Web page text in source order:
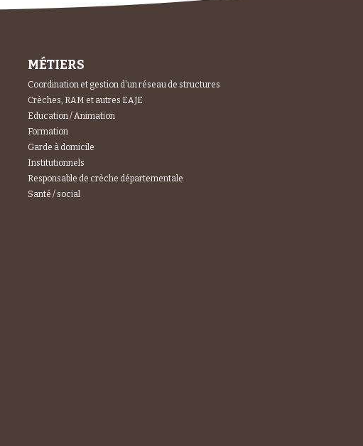
MÉTIERS
Coordination et gestion d'un réseau de structures
Crèches, RAM et autres EAJE
Education / Animation
Formation
Garde à domicile
Institutionnels
Responsable de crèche départementale
Santé / social